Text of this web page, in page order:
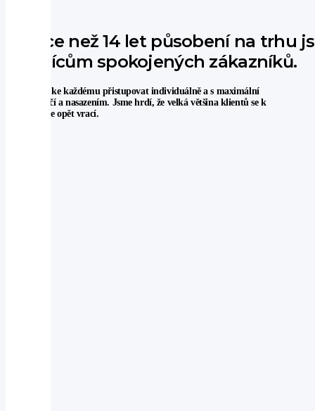
Za více než 14 let působení na trhu
už tisícům spokojených zákazníků.
Snažíme se ke každému přistupovat individuálně a s maximální
možnou péčí a nasazením. Jsme hrdí, že velká většina klientů se k
nám po čase opět vrací.